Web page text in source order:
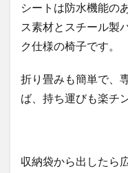
シートは防水機能の
ス素材とスチール製
ク仕様の椅子です。
折り畳みも簡単で、
ば、持ち運びも楽チ
収納袋から出したら